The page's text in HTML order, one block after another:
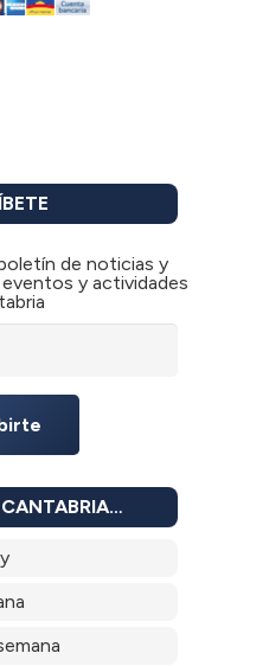
de noticias y
y actividades
CANTABRIA…